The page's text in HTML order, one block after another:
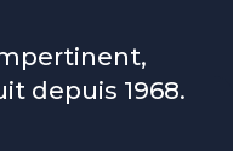
depuis 1968.